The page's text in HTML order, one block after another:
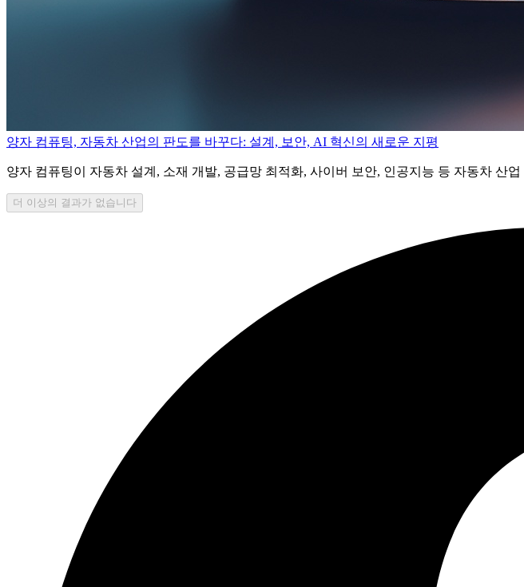
양자 컴퓨팅, 자동차 산업의 판도를 바꾸다: 설계, 보안, AI 혁신의 새로운 지평
양자 컴퓨팅이 자동차 설계, 소재 개발, 공급망 최적화, 사이버 보안, 인공지능 등 자동차 산
더 이상의 결과가 없습니다